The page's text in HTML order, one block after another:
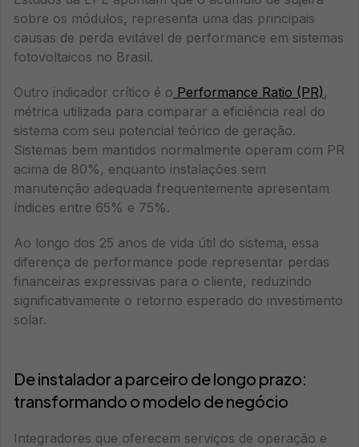
sobre os módulos, representa uma das principais
causas de perda evitável de performance em sistemas
fotovoltaicos no Brasil.
Outro indicador crítico é o Performance Ratio (PR),
métrica utilizada para comparar a eficiência real do
sistema com seu potencial teórico de geração.
Sistemas bem mantidos normalmente operam com PR
acima de 80%, enquanto instalações sem
manutenção adequada frequentemente apresentam
índices entre 65% e 75%.
Ao longo dos 25 anos de vida útil do sistema, essa
diferença de performance pode representar perdas
financeiras expressivas para o cliente, reduzindo
significativamente o retorno esperado do investimento
solar.
De instalador a parceiro de longo prazo:
transformando o modelo de negócio
Integradores que oferecem serviços de operação e